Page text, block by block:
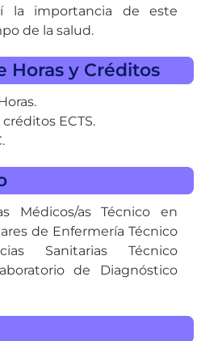
la importancia de este
de la salud.
Horas y Créditos
créditos ECTS.
Médicos/as Técnico en
de Enfermería Técnico
Sanitarias Técnico
de Diagnóstico